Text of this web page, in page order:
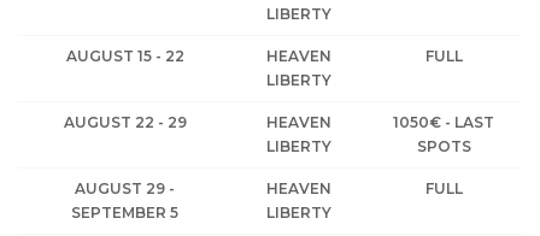
LIBERTY
AUGUST 15 - 22
HEAVEN
LIBERTY
FULL
AUGUST 22 - 29
HEAVEN
LIBERTY
1050€ - LAST
SPOTS
AUGUST 29 -
SEPTEMBER 5
HEAVEN
LIBERTY
FULL